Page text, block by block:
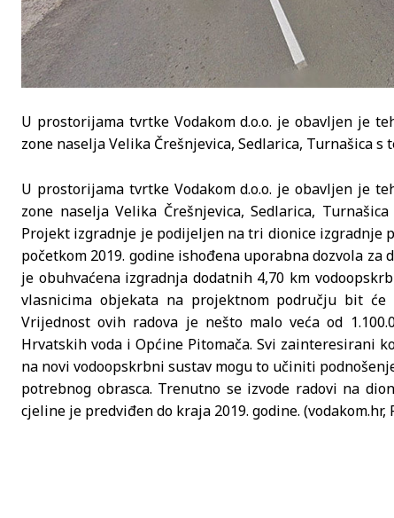
U prostorijama tvrtke Vodakom d.o.o. je obavljen je
zone naselja Velika Črešnjevica, Sedlarica, Turnašica
U prostorijama tvrtke Vodakom d.o.o. je obavljen je
zone naselja Velika Črešnjevica, Sedlarica,
Projekt izgradnje je podijeljen na tri dionice izgradnje
početkom 2019. godine ishođena uporabna dozvola za
je obuhvaćena izgradnja dodatnih 4,70 km
vlasnicima objekata na projektnom području bit
Vrijednost ovih radova je nešto malo veća od
Hrvatskih voda i Općine Pitomača. Svi
na novi vodoopskrbni sustav mogu to učiniti
potrebnog obrasca. Trenutno se izvode radovi na
cjeline je predviđen do kraja 2019. godine. (vodakom.hr,